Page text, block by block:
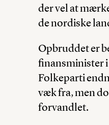
der vel at
de nordiske
Opbruddet er
finansminister i
Folkeparti
væk fra, men
forvandlet.